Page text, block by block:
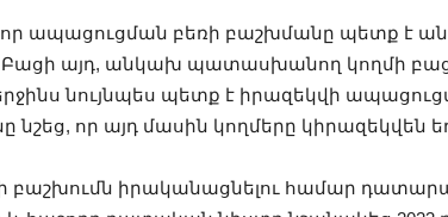
ապացուցման բեռի բաշխմանը պետք է
այդ, անկախ պատասխանող կողմի
նույնպես պետք է իրազեկվի
որ այդ մասին կողմերը կիրազեկվեն
բաշխումն իրականացնելու համար